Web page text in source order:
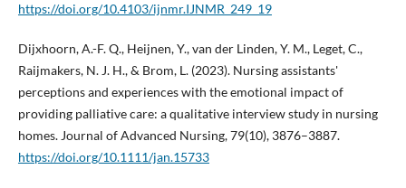
https://doi.org/10.4103/ijnmr.IJNMR_249_19
Dijxhoorn, A.-F. Q., Heijnen, Y., van der Linden, Y. M., Leget, C.,
Raijmakers, N. J. H., & Brom, L. (2023). Nursing assistants'
perceptions and experiences with the emotional impact of
providing palliative care: a qualitative interview study in nursing
homes. Journal of Advanced Nursing, 79(10), 3876–3887.
https://doi.org/10.1111/jan.15733